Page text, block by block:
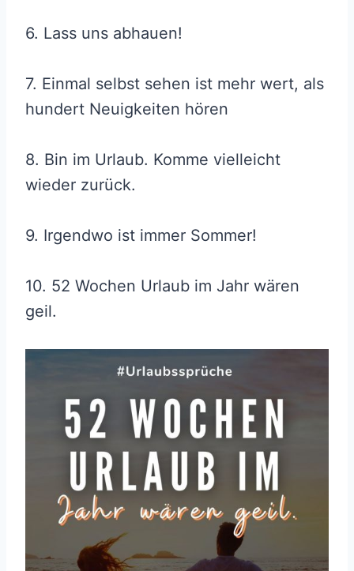
6. Lass uns abhauen!
7. Einmal selbst sehen ist mehr wert, als
hundert Neuigkeiten hören
8. Bin im Urlaub. Komme vielleicht
wieder zurück.
9. Irgendwo ist immer Sommer!
10. 52 Wochen Urlaub im Jahr wären
geil.